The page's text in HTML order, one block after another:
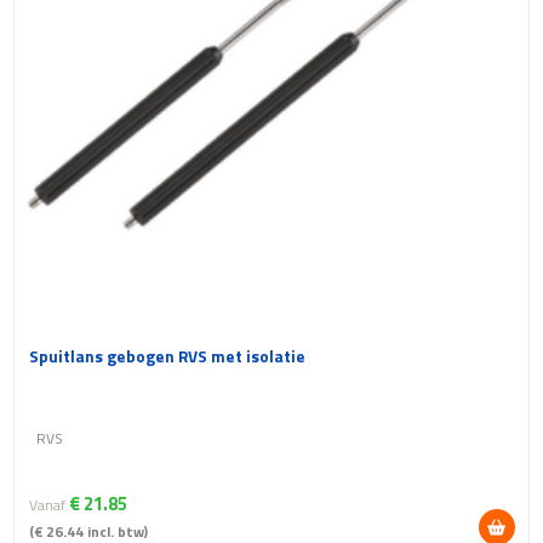
Spuitlans gebogen RVS met isolatie
Vanaf €21.85
(€ 26.44incl. btw)
RVS